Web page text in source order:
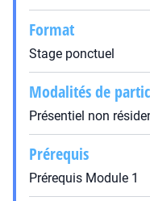
Format
Stage ponctuel
Modalités de
Présentiel non
Prérequis
Prérequis Module 1